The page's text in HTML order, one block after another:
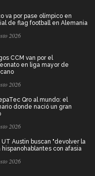
va por pase olímpico en
de flag football en Alemania
2026
CCM van por el
en liga mayor de
2026
Qro al mundo: el
donde nació un gran
2026
Austin buscan "devolver la
hispanohablantes con afasia
2026